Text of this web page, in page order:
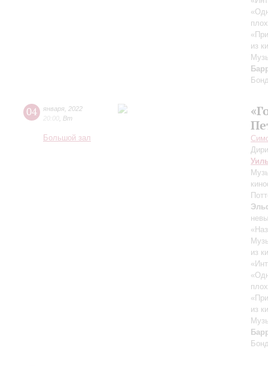
из
04 января 2022
20:00 Вт
Большой зал
из
из